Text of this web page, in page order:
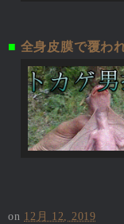
■ 全身皮膜で覆わ
on 12月 12, 2019